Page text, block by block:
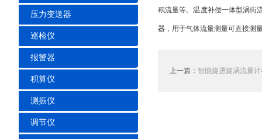
压力变送器
巡检仪
报警器
积算仪
测振仪
调节仪
积流量等。温度补偿一体型涡街
器，用于气体流量测量可直接测
上一篇： 智能旋进旋涡流量